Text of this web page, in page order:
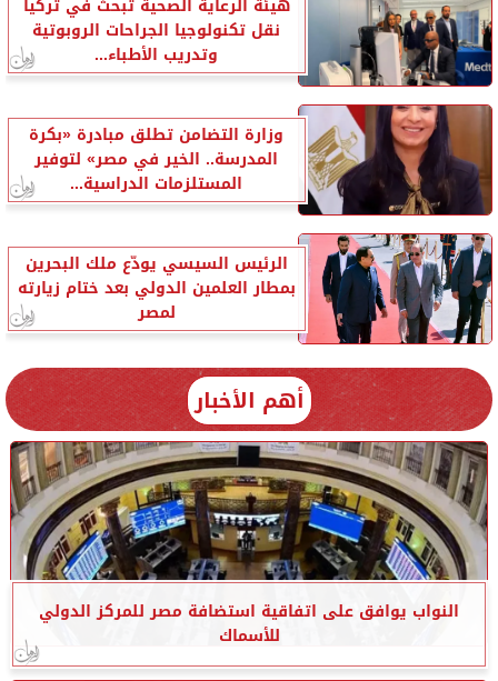
هيئة الرعاية الصحية تبحث في تركيا
نقل تكنولوجيا الجراحات الروبوتية
وتدريب الأطباء...
وزارة التضامن تطلق مبادرة «بكرة
المدرسة.. الخير في مصر» لتوفير
المستلزمات الدراسية...
الرئيس السيسي يودّع ملك البحرين
بمطار العلمين الدولي بعد ختام زيارته
لمصر
أهم الأخبار
النواب يوافق على اتفاقية استضافة مصر للمركز الدولي
للأسماك